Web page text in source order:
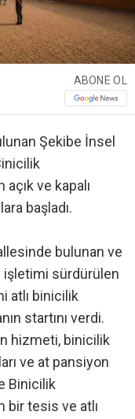
ABONE OL
Şekibe İnsel
ve kapalı
başladı.
bulunan ve
işletimi sürdürülen
atlı binicilik
startını verdi.
hizmeti, binicilik
ve at pansiyon
Binicilik
bir tesis ve atlı